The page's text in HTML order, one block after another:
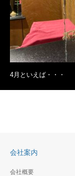
4月といえば・・・
会社案内
会社概要